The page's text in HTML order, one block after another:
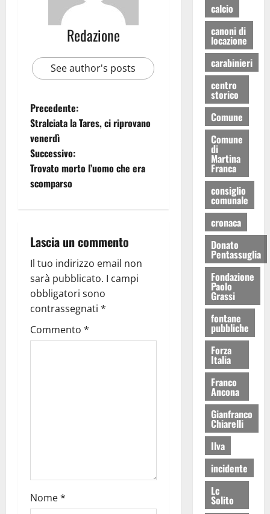
Redazione
See author's posts
Precedente:
Stralciata la Tares, ci riprovano
venerdì
Successivo:
Trovato morto l’uomo che era
scomparso
Lascia un commento
Il tuo indirizzo email non
sarà pubblicato. I campi
obbligatori sono
contrassegnati *
Commento *
Nome*
calcio
canoni di
locazione
carabinieri
centro
storico
Comune
Comune
di
Martina
Franca
consiglio
comunale
cronaca
Donato
Pentassuglia
Fondazione
Paolo
Grassi
fontane
pubbliche
Forza
Italia
Franco
Ancona
Gianfranco
Chiarelli
Ilva
incidente
Lc
Solito